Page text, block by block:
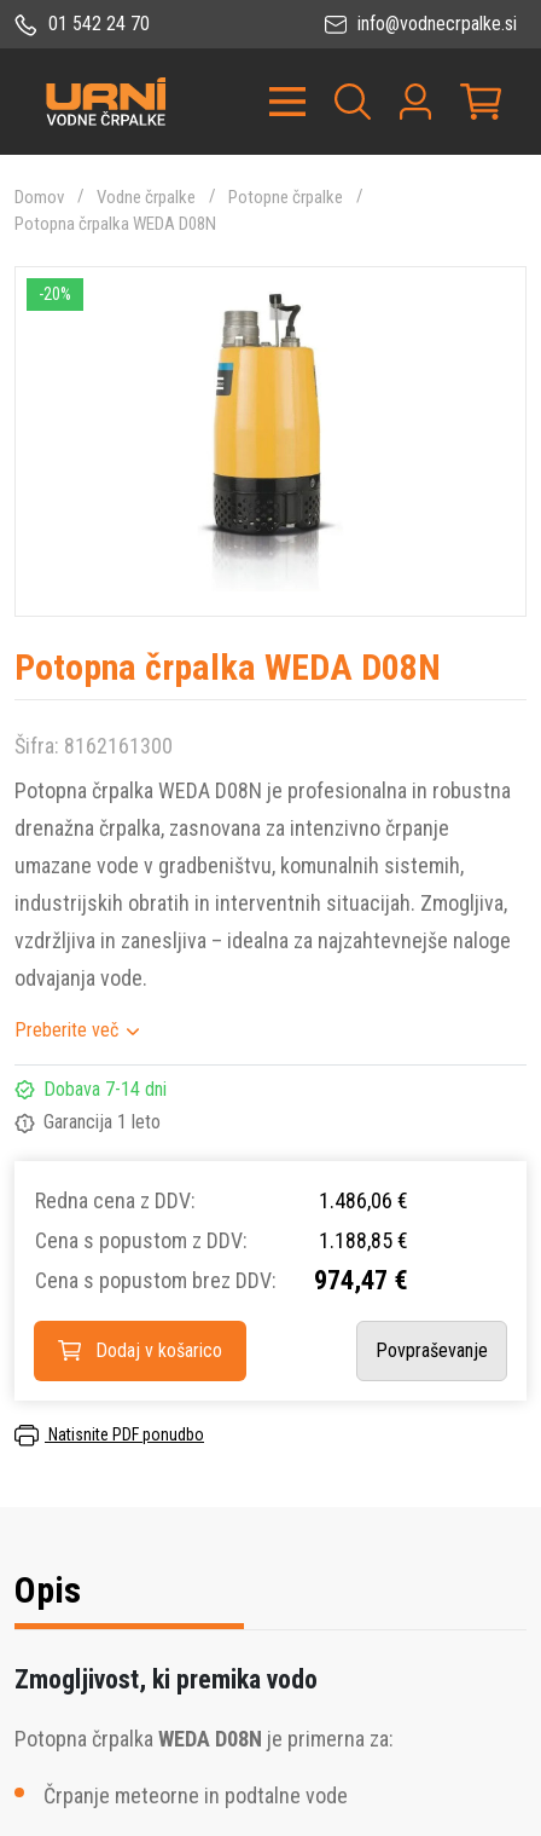
01 542 24 70 info@vodnecrpalke.si
Domov Vodne črpalke
Potopne črpalke
Potopna črpalka WEDA D08N
Potopna črpalka WEDA D08N
Šifra: 8162161300
Potopna črpalka WEDA D08N je profesionalna in robustna
drenažna črpalka, zasnovana za intenzivno črpanje
umazane vode v gradbeništvu, komunalnih sistemih,
industrijskih obratih in interventnih situacijah. Zmogljiva,
vzdržljiva in zanesljiva – idealna za najzahtevnejše naloge
odvajanja vode.
Preberite več
Dobava 7-14 dni
Garancija 1 leto
Redna cena z DDV:
1.486,06 €
Cena s popustom z DDV:
1.188,85 €
Cena s popustom brez DDV:
974,47 €
Dodaj v košarico Povpraševanje
Natisnite PDF ponudbo
-20%
Opis
Zmogljivost, ki premika vodo
Potopna črpalka WEDA D08N je primerna za:
Črpanje meteorne in podtalne vode